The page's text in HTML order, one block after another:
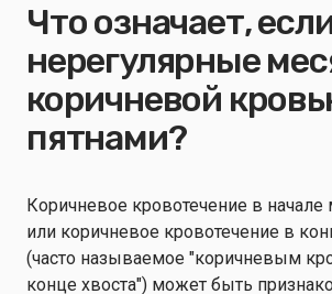
Что означает,
нерегулярные
коричневой
пятнами?
Коричневое кровотечение в начале
или коричневое кровотечение в
(часто называемое "коричневым
конце хвоста") может быть